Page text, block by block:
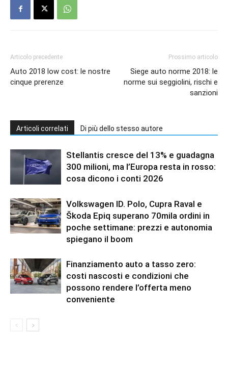
Articolo precedente
Auto 2018 low cost: le nostre
cinque prerenze
Prossimo articolo
Siege auto norme 2018: le
norme sui seggiolini, rischi e
sanzioni
Articoli correlati Di più dello stesso autore
Stellantis cresce del 13% e guadagna
300 milioni, ma l’Europa resta in rosso:
cosa dicono i conti 2026
Volkswagen ID. Polo, Cupra Raval e
Škoda Epiq superano 70mila ordini in
poche settimane: prezzi e autonomia
spiegano il boom
Finanziamento auto a tasso zero:
costi nascosti e condizioni che
possono rendere l’offerta meno
conveniente